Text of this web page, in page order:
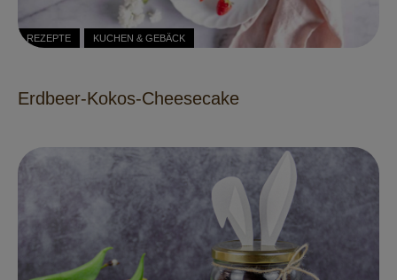
REZEPTE KUCHEN & GEBÄCK
Erdbeer-Kokos-Cheesecake